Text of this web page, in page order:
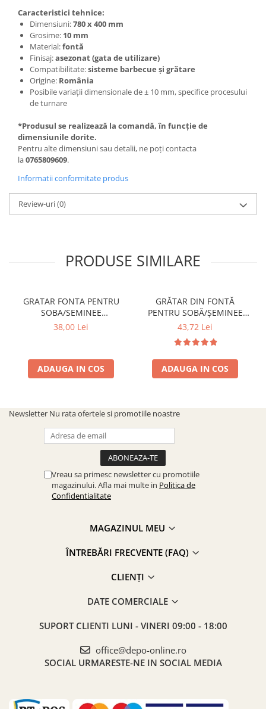
Caracteristici tehnice:
Dimensiuni:780 x 400 mm
Grosime: 10 mm
Material:fontă
Finisaj:asezonat (gata de utilizare)
Compatibilitate:sisteme barbecue și grătare
Origine: România
Posibile variații dimensionale de ± 10 mm, specifice procesului
de turnare
*Produsul se realizează la comandă, în funcție de
dimensiunile dorite.
Pentru alte dimensiuni sau detalii, ne poți contacta
la0765809609.
Informatii conformitate produs
Review-uri(0)
PRODUSE SIMILARE
GRATAR FONTA PENTRU
SOBA/SEMINEE
DIMENSIUNE 250x170 mm
38,00 Lei
ADAUGA IN COS
GRĂTAR DIN FONTĂ
PENTRU SOBĂ/ȘEMINEE
DIMENSIUNE 300 mm x 200
43,72 Lei
ADAUGA IN COS
Newsletter Nu rata ofertele si promotiile noastre
Vreau sa primesc newsletter cu promotiile
magazinului. Afla mai multe in Politica de
Confidentialitate
MAGAZINUL MEU
ÎNTREBĂRI FRECVENTE (FAQ)
CLIENȚI
DATE COMERCIALE
SUPORT CLIENTI LUNI - VINERI 09:00 - 18:00
office@depo-online.ro
SOCIAL URMARESTE-NE IN SOCIAL MEDIA